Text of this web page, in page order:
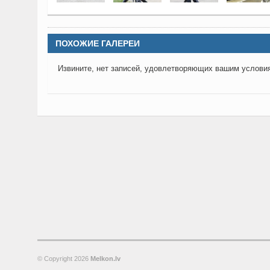
ПОХОЖИЕ ГАЛЕРЕИ
Извините, нет записей, удовлетворяющих вашим
© Copyright 2026 Melkon.lv